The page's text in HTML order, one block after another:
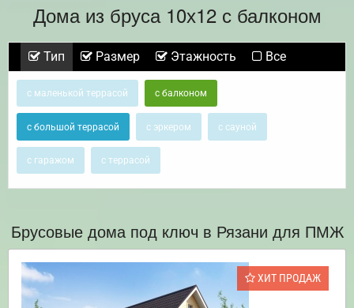
Дома из бруса 10х12 с балконом
Тип Размер Этажность Все
с маленькой террасой с балконом
с большой террасой с эркером с сауной
с гаражом с террасой
Брусовые дома под ключ в Рязани для ПМЖ
ХИТ ПРОДАЖ